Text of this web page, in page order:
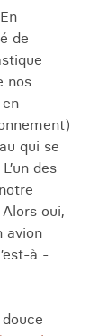
En
de
nos
qui se
des
oui,
avion
à -